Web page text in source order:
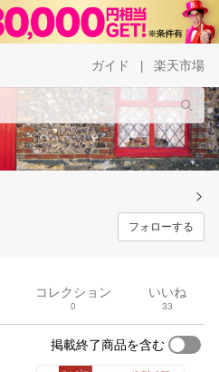
ガイド 楽天市場
フォローする
コレクション
0
いいね
33
掲載終了商品を含む